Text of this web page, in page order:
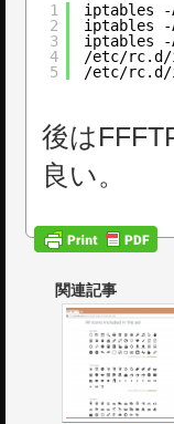
1
2
3
4
5
iptables -
iptables -
iptables -
/etc/rc.d
/etc/rc.d
後は
良い。
関連記事